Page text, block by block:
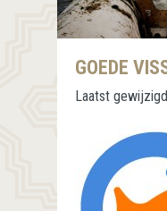
GOEDE
Laatst